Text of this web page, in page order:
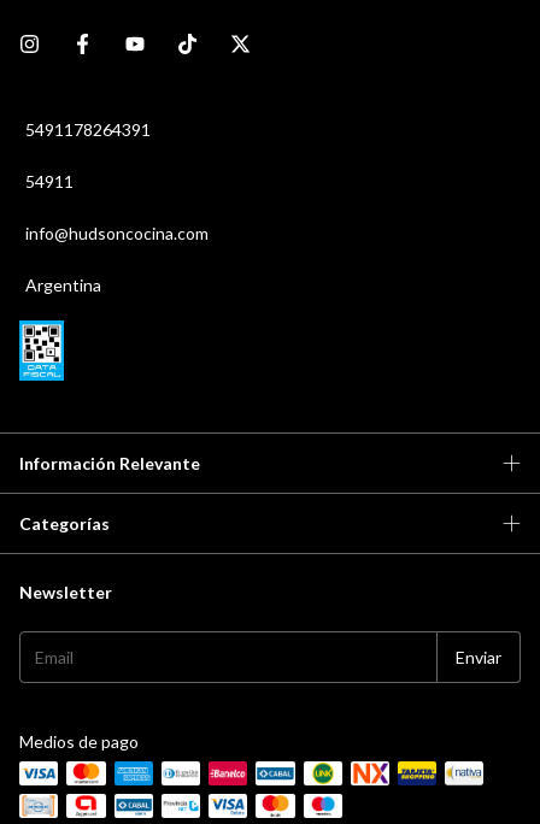
5491178264391
54911
info@hudsoncocina.com
Argentina
Información Relevante
Categorías
Newsletter
Medios de pago